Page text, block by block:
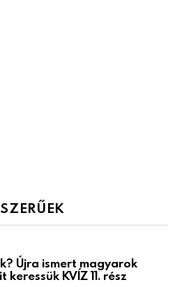
Újra ismert magyarok
KVÍZ 11. rész